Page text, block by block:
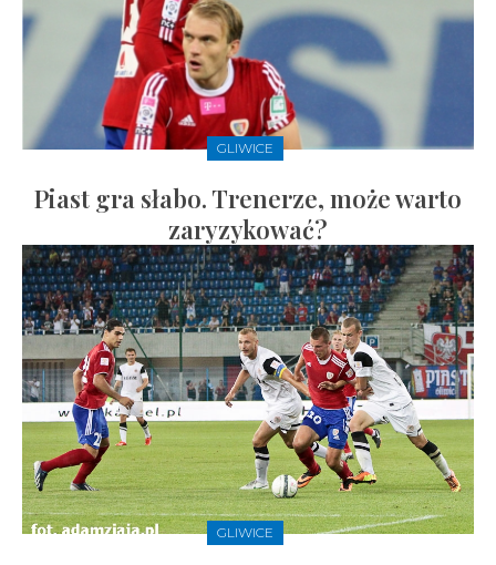
GLIWICE
Piast gra słabo. Trenerze, może warto
zaryzykować?
GLIWICE